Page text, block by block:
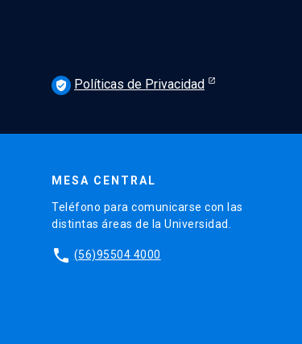
verified_user Políticas de Privacidad
MESA CENTRAL
Teléfono para comunicarse con las
distintas áreas de la Universidad.
phone (56)95504 4000